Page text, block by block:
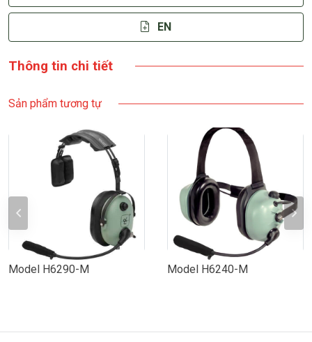
EN
Thông tin chi tiết
Sản phẩm tương tự
Model H6290-M Model H6240-M